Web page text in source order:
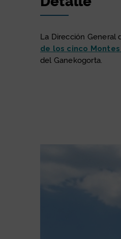
La Dirección General
de los cinco
del Ganekogorta.